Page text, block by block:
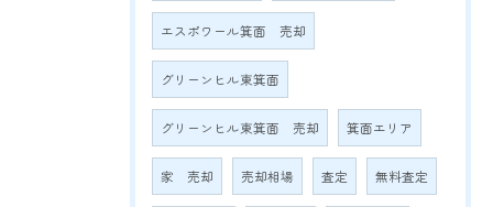
エスポワール箕面 売却
グリーンヒル東箕面
グリーンヒル東箕面 売却 箕面エリア
家 売却 売却相場 査定 無料査定